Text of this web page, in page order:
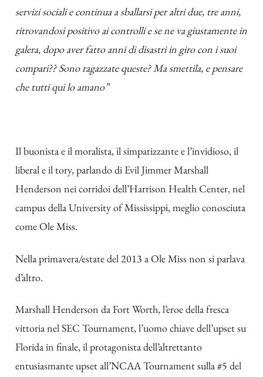
servizi sociali e continua a sballarsi per altri due, tre anni,
ritrovandosi positivo ai controlli e se ne va giustamente in
galera, dopo aver fatto anni di disastri in giro con i suoi
compari?? Sono ragazzate queste? Ma smettila, e pensare
che tutti qui lo amano”
Il buonista e il moralista, il simpatizzante e l’invidioso, il
liberal e il tory, parlando di Evil Jimmer Marshall
Henderson nei corridoi dell’Harrison Health Center, nel
campus della University of Mississippi, meglio conosciuta
come Ole Miss.
Nella primavera/estate del 2013 a Ole Miss non si parlava
d’altro.
Marshall Henderson da Fort Worth, l’eroe della fresca
vittoria nel SEC Tournament, l’uomo chiave dell’upset su
Florida in finale, il protagonista dell’altrettanto
entusiasmante upset all’NCAA Tournament sulla #5 del